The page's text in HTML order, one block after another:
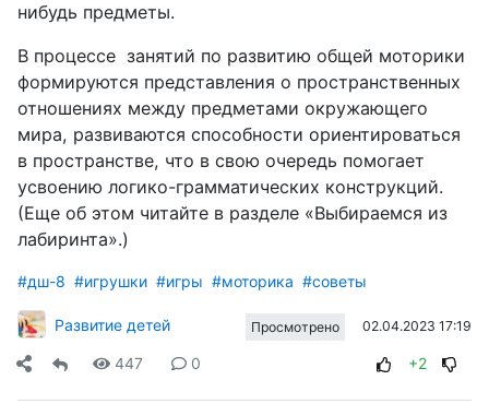
нибудь предметы.
В процессе занятий по развитию общей моторики
формируются представления о пространственных
отношениях между предметами окружающего
мира, развиваются способности ориентироваться
в пространстве, что в свою очередь помогает
усвоению логико-грамматических конструкций.
(Еще об этом читайте в разделе «Выбираемся из
лабиринта».)
#дш-8 #игрушки #игры #моторика #советы
Развитие детей Просмотрено 02.04.2023 17:19
447 0 +2